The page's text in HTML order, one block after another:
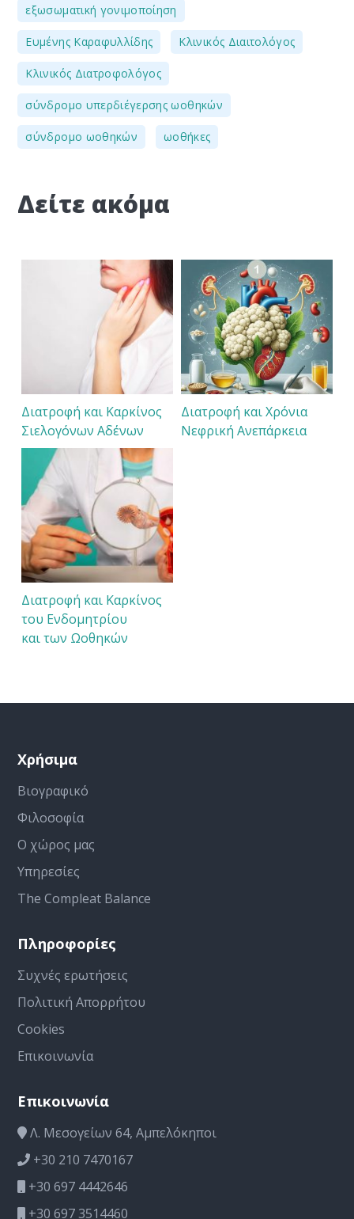
εξωσωματική γονιμοποίηση
Ευμένης Καραφυλλίδης Κλινικός Διαιτολόγος
Κλινικός Διατροφολόγος
σύνδρομο υπερδιέγερσης ωοθηκών
σύνδρομο ωοθηκών ωοθήκες
Δείτε ακόμα
Διατροφή και Καρκίνος
Σιελογόνων Αδένων
Διατροφή και Χρόνια
Νεφρική Ανεπάρκεια
Διατροφή και Καρκίνος
του Ενδομητρίου
και των Ωοθηκών
Χρήσιμα
Βιογραφικό
Φιλοσοφία
Ο χώρος μας
Υπηρεσίες
The Compleat Balance
Πληροφορίες
Συχνές ερωτήσεις
Πολιτική Απορρήτου
Cookies
Επικοινωνία
Επικοινωνία
Λ. Μεσογείων 64, Αμπελόκηποι
+30 210 7470167
+30 697 4442646
+30 697 3514460